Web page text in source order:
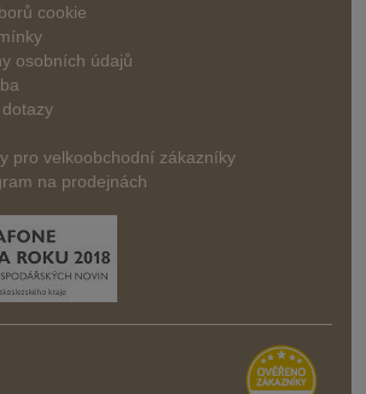
cookie
osobních údajů
pro velkoobchodní zákazníky
na prodejnách